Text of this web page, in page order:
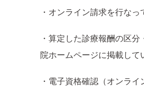
・オンライン請求を行なっ
・算定した診療報酬の区
院ホームページに掲載して
・電子資格確認（オンラ